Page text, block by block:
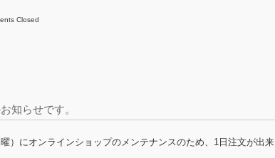
Closed
知らせです。
）にオンラインショップのメンテナンスのため、1日注文が出来